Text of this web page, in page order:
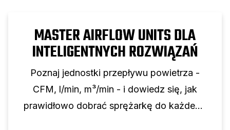
MASTER AIRFLOW UNITS DLA
INTELIGENTNYCH ROZWIĄZAŃ
Poznaj jednostki przepływu powietrza -
CFM, l/min, m³/min - i dowiedz się, jak
prawidłowo dobrać sprężarkę do każdego